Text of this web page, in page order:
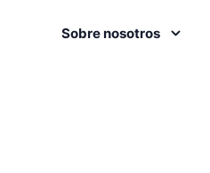
Sobre nosotros